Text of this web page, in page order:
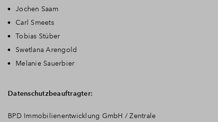
Jochen Saam
Carl Smeets
Tobias Stüber
Swetlana Arengold
Melanie Sauerbier
Datenschutzbeauftragter:
BPD Immobilienentwicklung GmbH / Zentrale